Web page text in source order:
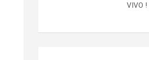
VIVO !